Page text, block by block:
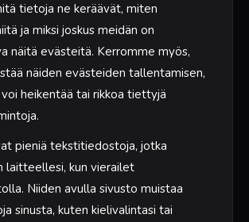
tietoja ne keräävät, miten
ja miksi joskus meidän on
näitä evästeitä. Kerromme myös,
näiden evästeiden tallentamisen,
heikentää tai rikkoa tiettyjä
pieniä tekstitiedostoja, jotka
laitteellesi, kun vierailet
Niiden avulla sivusto muistaa
sinusta, kuten kielivalintasi tai